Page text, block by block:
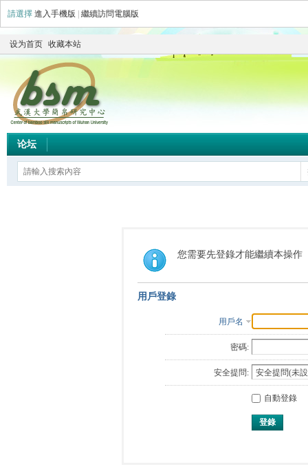
請選擇 進入手機版 繼續訪問電腦版
设为首页 收藏本站
论坛
您需要先登錄才能繼續本操作
用戶登錄
用戶名
密碼:
安全提問:
自動登錄
登錄